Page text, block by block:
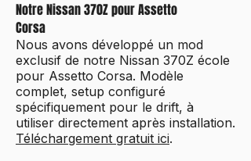
Notre Nissan 370Z pour Assetto
Corsa
Nous avons développé un mod
exclusif de notre Nissan 370Z école
pour Assetto Corsa. Modèle
complet, setup configuré
spécifiquement pour le drift, à
utiliser directement après installation.
Téléchargement gratuit ici.